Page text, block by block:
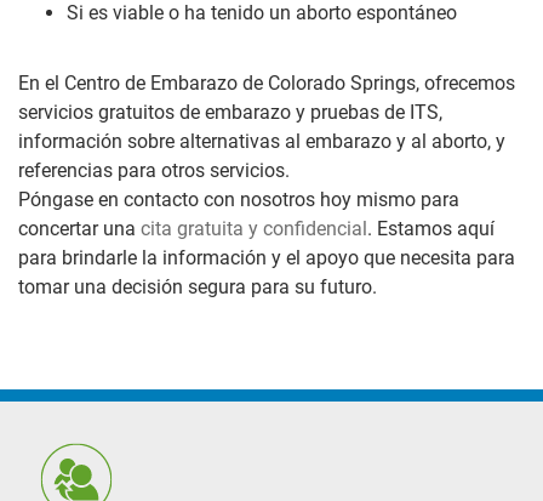
Si es viable o ha tenido un aborto espontáneo
En el Centro de Embarazo de Colorado Springs, ofrecemos
servicios gratuitos de embarazo y pruebas de ITS,
información sobre alternativas al embarazo y al aborto, y
referencias para otros servicios.
Póngase en contacto con nosotros hoy mismo para
concertar una cita gratuita y confidencial. Estamos aquí
para brindarle la información y el apoyo que necesita para
tomar una decisión segura para su futuro.